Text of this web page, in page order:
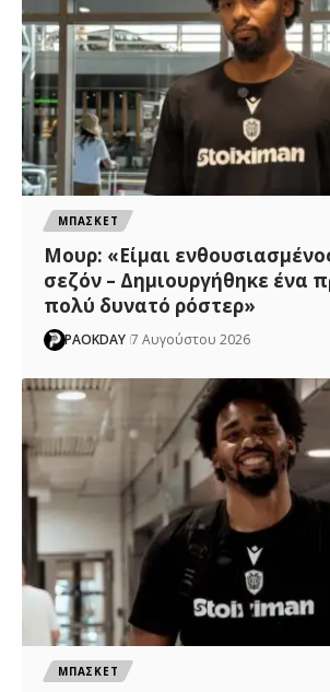
ΜΠΑΣΚΕΤ
Μουρ: «Είμαι
σεζόν – Δημιουργήθηκε ένα
πολύ δυνατό ρόστερ»
PAOKDAY 7 Αυγούστου 2026
ΜΠΑΣΚΕΤ